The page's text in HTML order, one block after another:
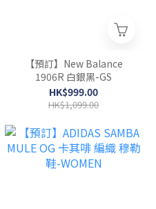
【預訂】New Balance
1906R 白銀黑-GS
HK$999.00
HK$1,099.00